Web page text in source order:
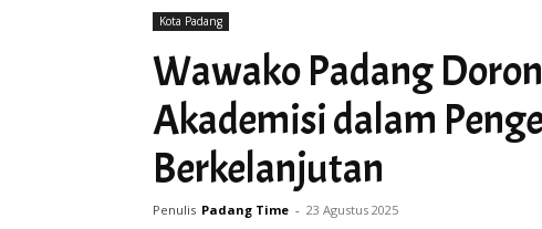
Kota Padang
Wawako Padang
Akademisi dalam
Berkelanjutan
Penulis Padang Time - 23 Agustus 2025